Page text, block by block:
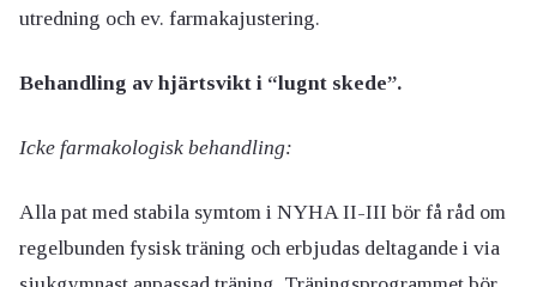
utredning och ev. farmakajustering.
Behandling av hjärtsvikt i “lugnt skede”.
Icke farmakologisk behandling:
Alla pat med stabila symtom i NYHA II-III bör få råd om
regelbunden fysisk träning och erbjudas deltagande i via